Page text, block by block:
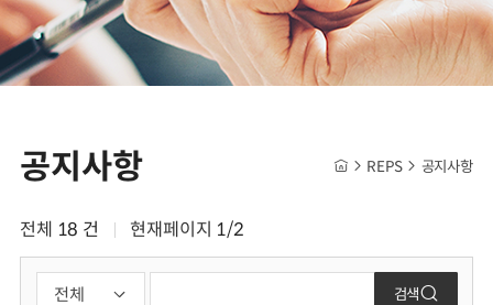
공지사항 REPS 공지사항
전체 18 건 현재페이지 1/2
검색